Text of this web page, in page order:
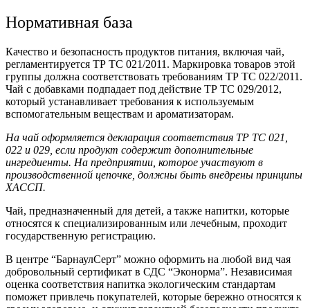
Нормативная база
Качество и безопасность продуктов питания, включая чай,
регламентируется ТР ТС 021/2011. Маркировка товаров этой
группы должна соответствовать требованиям ТР ТС 022/2011.
Чай с добавками подпадает под действие ТР ТС 029/2012,
который устанавливает требования к используемым
вспомогательным веществам и ароматизаторам.
На чай оформляется декларация соответствия ТР ТС 021,
022 и 029, если продукт содержит дополнительные
ингредиенты. На предприятии, которое участвуют в
производственной цепочке, должны быть внедрены принципы
ХАССП.
Чай, предназначенный для детей, а также напитки, которые
относятся к специализированным или лечебным, проходит
государственную регистрацию.
В центре “БарнаулСерт” можно оформить на любой вид чая
добровольный сертификат в СДС “Эконорма”. Независимая
оценка соответствия напитка экологическим стандартам
поможет привлечь покупателей, которые бережно относятся к